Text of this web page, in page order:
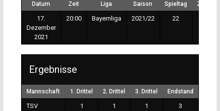
Datum Zeit Liga Saison Spieltag
17.
Dezember
2021
20:00 Bayernliga 2021/22 22
Ergebnisse
Mannschaft 1. Drittel 2. Drittel 3. Drittel Endstand
TSV
1 1 1 3